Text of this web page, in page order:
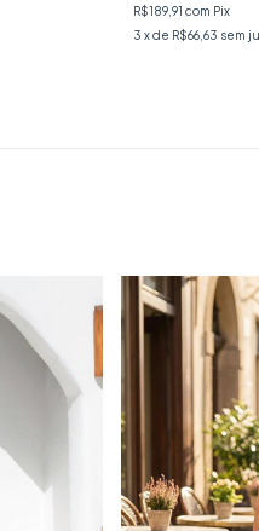
R$189,91 com Pix
3 x de R$66,63 sem